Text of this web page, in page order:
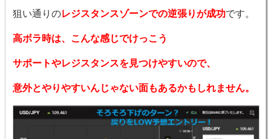
狙い通りのレジスタンスゾーンでの逆張りが成功です。
高ボラ時は、こんな感じでけっこう
サポートやレジスタンスを見つけやすいので、
意外とやりやすいんじゃない面もあるかもしれません。